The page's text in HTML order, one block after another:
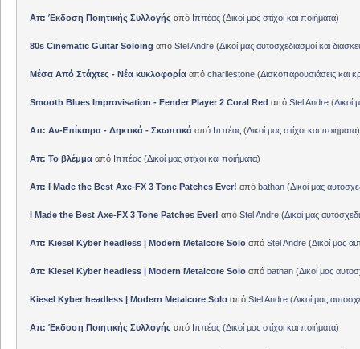
Απ: Έκδοση Ποιητικής Συλλογής από Ιππέας(Δικοί μας στίχοι και ποιήματα)
80s Cinematic Guitar Soloing από Stel Andre(Δικοί μας αυτοσχεδιασμοί και
Μέσα Από Στάχτες - Νέα κυκλοφορίααπό charllestone(Δισκοπαρουσιάσεις και
Smooth Blues Improvisation - Fender Player 2 Coral Red από Stel Andre(Δικοί
Απ: Αν-Επίκαιρα - Δηκτικά - Σκωπτικά από Ιππέας(Δικοί μας στίχοι και ποιήματα)
Απ: Το βλέμμα από Ιππέας(Δικοί μας στίχοι και ποιήματα)
Απ: I Made the Best Axe-FX 3 Tone Patches Ever! από bathan(Δικοί μας
I Made the Best Axe-FX 3 Tone Patches Ever! από Stel Andre(Δικοί μας
Απ: Kiesel Kyber headless | Modern Metalcore Solo από Stel Andre(Δικοί μας
Απ: Kiesel Kyber headless | Modern Metalcore Solo από bathan(Δικοί μας
Kiesel Kyber headless | Modern Metalcore Solo από Stel Andre(Δικοί μας
Απ: Έκδοση Ποιητικής Συλλογής από Ιππέας(Δικοί μας στίχοι και ποιήματα)